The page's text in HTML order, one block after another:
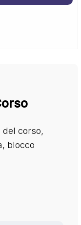
del corso,
blocco